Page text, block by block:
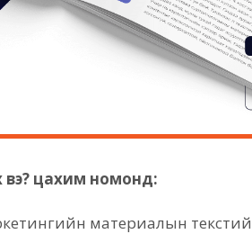
вэ? цахим номонд:
материалын